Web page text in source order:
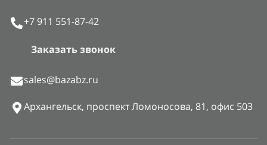
+7 911 551-87-42
Заказать звонок
sales@bazabz.ru
Архангельск, проспект Ломоносова, 81, офис 503